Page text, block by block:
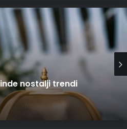
nostalji trendi